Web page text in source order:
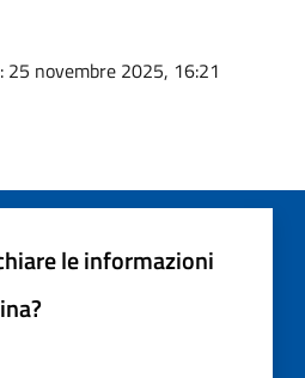
: 25 novembre 2025, 16:21
le informazioni